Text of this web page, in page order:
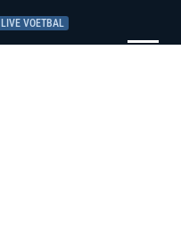
LIVE VOETBAL